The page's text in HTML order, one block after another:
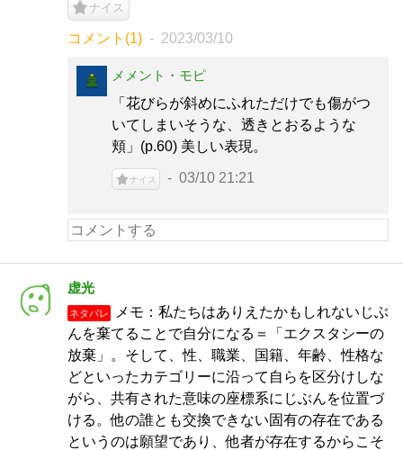
ナイス
コメント(1) 2023/03/10
メメント・モピ
「花びらが斜めにふれただけでも傷がつ
いてしまいそうな、透きとおるような
頬」(p.60) 美しい表現。
ナイス 03/10 21:21
虚光
ネタバレ
メモ：私たちはありえたかもしれないじぶ
んを棄てることで自分になる＝「エクスタシーの
放棄」。そして、性、職業、国籍、年齢、性格な
どといったカテゴリーに沿って自らを区分けしな
がら、共有された意味の座標系にじぶんを位置づ
ける。他の誰とも交換できない固有の存在である
というのは願望であり、他者が存在するからこそ